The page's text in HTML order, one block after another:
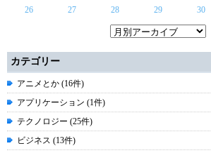
26
27 28 29 30
カテゴリー
アニメとか (16件)
アプリケーション (1件)
テクノロジー (25件)
ビジネス (13件)